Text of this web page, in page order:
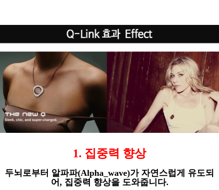
1. 집중력 향상
두뇌로부터 알파파(Alpha_wave)가 자연스럽게 유도되
어 , 집중력 향상을 도와줍니다.